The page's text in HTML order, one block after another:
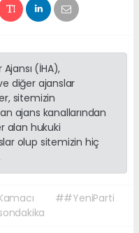
(İHA),
diğer ajanslar
sitemizin
ajans kanallarından
alan hukuki
olup sitemizin hiç
##YeniParti